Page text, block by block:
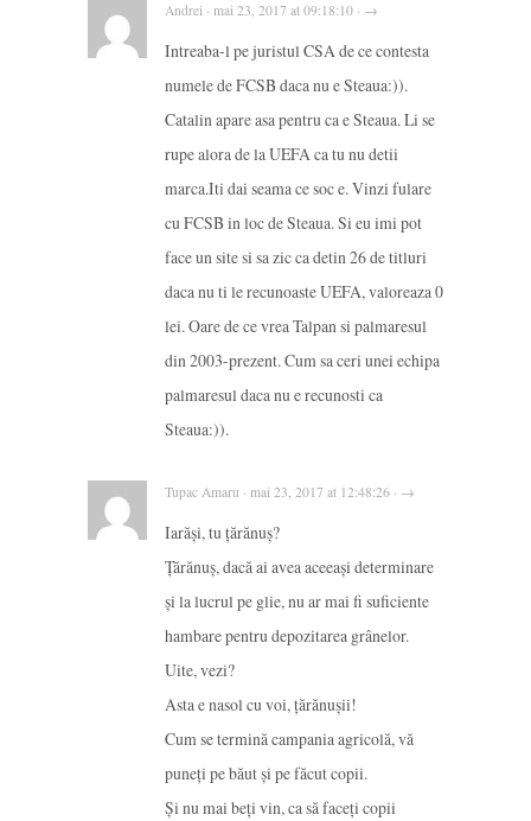
Andrei · mai 23, 2017 at 09:18:10 · →
Intreaba-l pe juristul CSA de ce contesta
numele de FCSB daca nu e Steaua:)).
Catalin apare asa pentru ca e Steaua. Li se
rupe alora de la UEFA ca tu nu detii
marca.Iti dai seama ce soc e. Vinzi fulare
cu FCSB in loc de Steaua. Si eu imi pot
face un site si sa zic ca detin 26 de titluri
daca nu ti le recunoaste UEFA, valoreaza 0
lei. Oare de ce vrea Talpan si palmaresul
din 2003-prezent. Cum sa ceri unei echipa
palmaresul daca nu e recunosti ca
Steaua:)).
Tupac Amaru · mai 23, 2017 at 12:48:26 · →
Iarăși, tu țărănuș?
Țărănuș, dacă ai avea aceeași determinare
și la lucrul pe glie, nu ar mai fi suficiente
hambare pentru depozitarea grânelor.
Uite, vezi?
Asta e nasol cu voi, țărănușii!
Cum se termină campania agricolă, vă
puneți pe băut și pe făcut copii.
Și nu mai beți vin, ca să faceți copii